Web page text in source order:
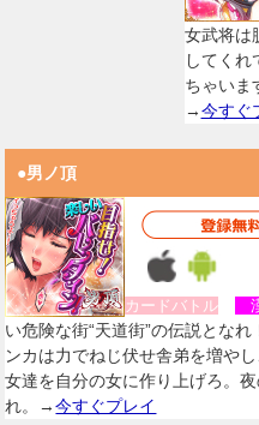
女武将は
してくれ
ちゃいま
→今すぐ
●男ノ頂
カードバトル
い危険な街“天道街”の伝説となれ
ンカは力でねじ伏せ舎弟を増や
女達を自分の女に作り上げろ。
れ。→今すぐプレイ